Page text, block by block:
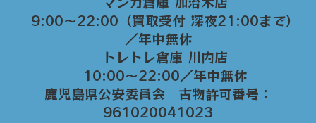
9:00〜22:00（買取受付 深夜21:00まで）
／年中無休
トレトレ倉庫 川内店
10:00〜22:00／年中無休
鹿児島県公安委員会 古物許可番号：
961020041023